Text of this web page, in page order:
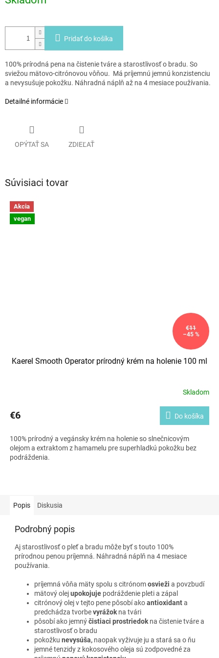
Pridať do košíka
100% prírodná pena na čistenie tváre a starostlivosť o bradu. So
sviežou mätovo-citrónovou vôňou. Má príjemnú jemnú konzistenciu
a nevysušuje pokožku. Náhradná náplň až na 4 mesiace používania.
Detailné informácie
OPÝTAŤ SA ZDIEĽAŤ
Súvisiaci tovar
Akcia
vegan
€11
–45 %
Kaerel Smooth Operator prírodný krém na holenie 100 ml
Skladom
€6 Do košíka
100% prírodný a vegánsky krém na holenie so slnečnicovým
olejom a extraktom z hamamelu pre superhladkú pokožku bez
podráždenia.
Popis Diskusia
Podrobný popis
Aj starostlivosť o pleť a bradu môže byť s touto 100%
prírodnou penou príjemná. Náhradná náplň na 4 mesiace
používania.
príjemná vôňa mäty spolu s citrónomosvieži a povzbudí
mätový olejupokojuje podráždenie pleti a zápal
citrónový olejv tejto pene pôsobí akoantioxidanta
predchádza tvorbevyrážokna tvári
pôsobí ako jemnýčistiaci prostriedok na čistenie tváre a
starostlivosť o bradu
pokožku nevysúša, naopak vyživuje ju a stará sa o ňu
jemné tenzidy z kokosového oleja sú zodpovedné za